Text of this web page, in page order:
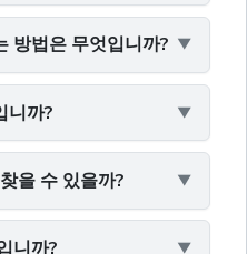
방법은 무엇입니까?
니까?
을 수 있을까?
니까?